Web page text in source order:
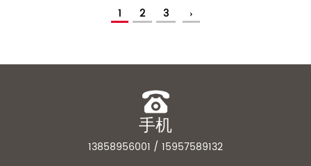
1 2 3 ›
手机
13858956001 / 15957589132